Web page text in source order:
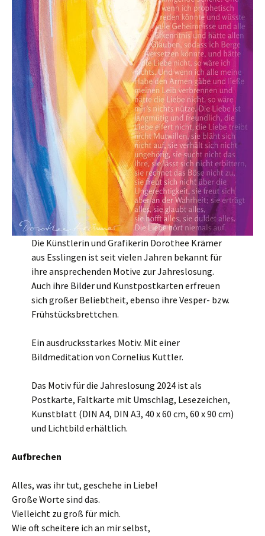
Die Künstlerin und Grafikerin Dorothee Krämer
aus Esslingen ist seit vielen Jahren bekannt für
ihre ansprechenden Motive zur Jahreslosung.
Auch ihre Bilder und Kunstpostkarten erfreuen
sich großer Beliebtheit, ebenso ihre Vesper- bzw.
Frühstücksbrettchen.
Ein ausdrucksstarkes Motiv. Mit einer
Bildmeditation von Cornelius Kuttler.
Das Motiv für die Jahreslosung 2024 ist als
Postkarte, Faltkarte mit Umschlag, Lesezeichen,
Kunstblatt (DIN A4, DIN A3, 40 x 60 cm, 60 x 90 cm)
und Lichtbild erhältlich.
Aufbrechen
Alles, was ihr tut, geschehe in Liebe!
Große Worte sind das.
Vielleicht zu groß für mich.
Wie oft scheitere ich an mir selbst,